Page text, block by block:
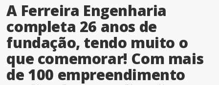
A Ferreira Engenharia
completa 26 anos de
fundação, tendo muito o
que comemorar! Com mais
de 100 empreendimento